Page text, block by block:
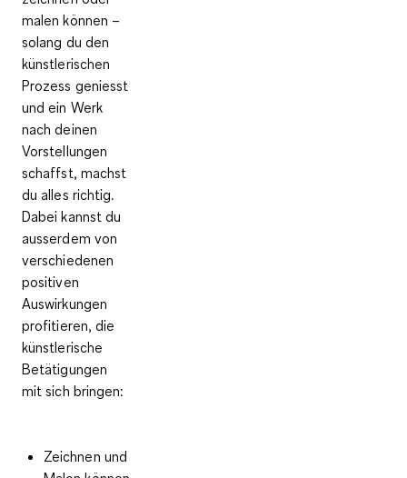
malen können –
solang du den
künstlerischen
Prozess geniesst
und ein Werk
nach deinen
Vorstellungen
schaffst, machst
du alles richtig.
Dabei kannst du
ausserdem von
verschiedenen
positiven
Auswirkungen
profitieren, die
künstlerische
Betätigungen
mit sich bringen:
Zeichnen und